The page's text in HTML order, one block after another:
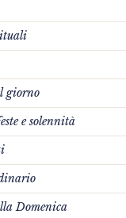
giorno
e solennità
Domenica